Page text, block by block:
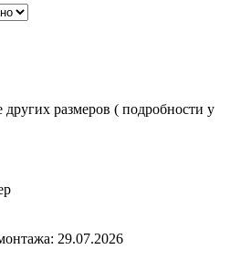
размеров ( подробности у
29.07.2026